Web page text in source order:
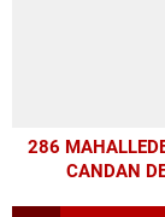
286
CANDAN